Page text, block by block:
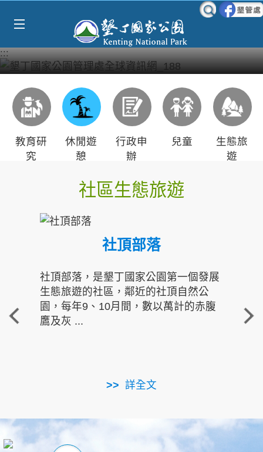
:::
教育研
究
休閒遊
憩
行政申
辦
兒童
生態旅
遊
社區生態旅遊
社頂部落
社頂部落，是墾丁國家公園第一個發展
生態旅遊的社區，鄰近的社頂自然公
園，每年9、10月間，數以萬計的赤腹
鷹及灰 ...
詳全文
重
走進
南仁湖
海生館